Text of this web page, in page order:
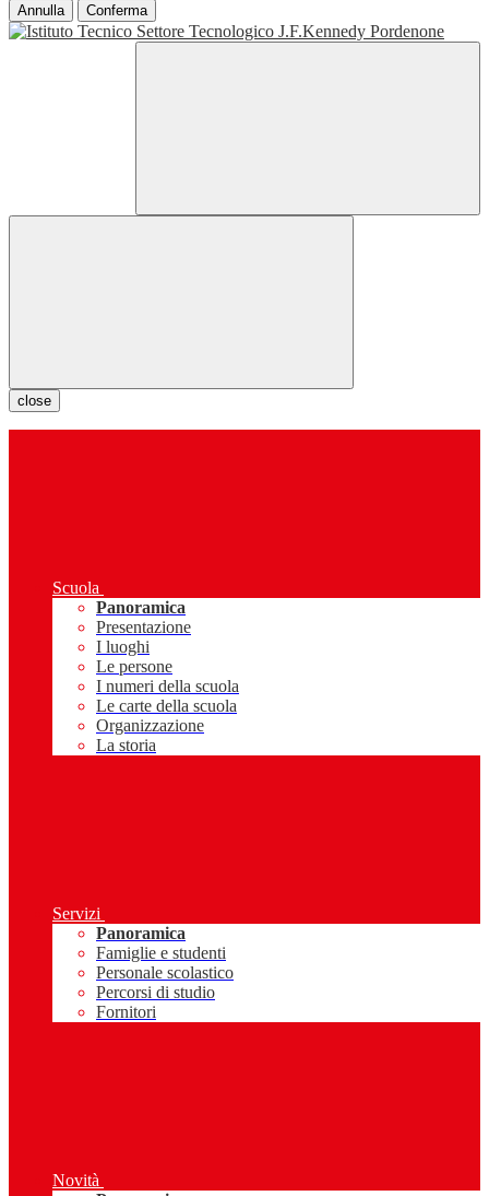
Annulla Conferma
close
Scuola
Panoramica
Presentazione
I luoghi
Le persone
I numeri della scuola
Le carte della scuola
Organizzazione
La storia
Servizi
Panoramica
Famiglie e studenti
Personale scolastico
Percorsi di studio
Fornitori
Novità